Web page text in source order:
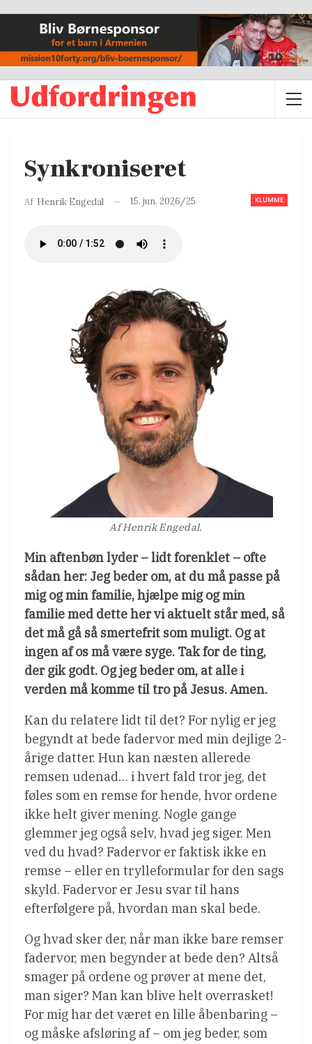
Synkroniseret
KLUMME
Af Henrik Engedal 15. jun. 2026/25
Af Henrik Engedal.
Min aftenbøn lyder – lidt forenklet – ofte
sådan her: Jeg beder om, at du må passe på
mig og min familie, hjælpe mig og min
familie med dette her vi aktuelt står med, så
det må gå så smertefrit som muligt. Og at
ingen af os må være syge. Tak for de ting,
der gik godt. Og jeg beder om, at alle i
verden må komme til tro på Jesus. Amen.
Kan du relatere lidt til det? For nylig er jeg
begyndt at bede fadervor med min dejlige 2-
årige datter. Hun kan næsten allerede
remsen udenad… i hvert fald tror jeg, det
føles som en remse for hende, hvor ordene
ikke helt giver mening. Nogle gange
glemmer jeg også selv, hvad jeg siger. Men
ved du hvad? Fadervor er faktisk ikke en
remse – eller en trylleformular for den sags
skyld. Fadervor er Jesu svar til hans
efterfølgere på, hvordan man skal bede.
Og hvad sker der, når man ikke bare remser
fadervor, men begynder at bede den? Altså
smager på ordene og prøver at mene det,
man siger? Man kan blive helt overrasket!
For mig har det været en lille åbenbaring –
og måske afsløring af – om jeg beder, som